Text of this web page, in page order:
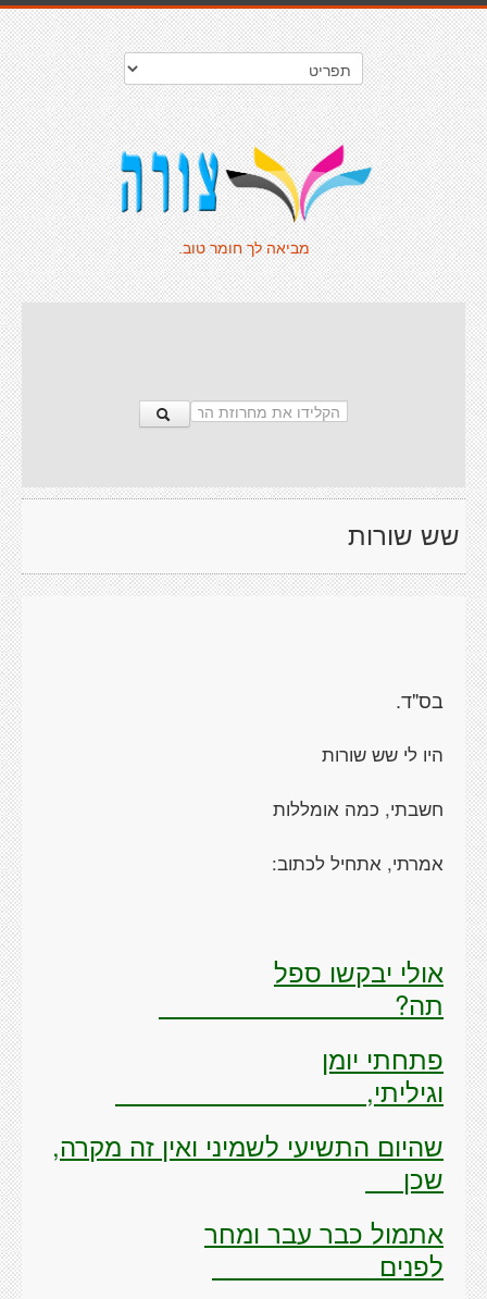
מביאה לך חומר טוב.
שש שורות
בס"ד.
היו לי שש שורות
חשבתי, כמה אומללות
אמרתי, אתחיל לכתוב:
אולי יבקשו ספל
תה?
פתחתי יומן
וגיליתי,
שהיום התשיעי לשמיני ואין זה מקרה,
שכן
אתמול כבר עבר ומחר
לפנים